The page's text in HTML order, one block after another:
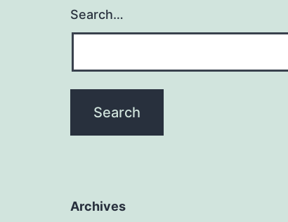
Search…
Archives